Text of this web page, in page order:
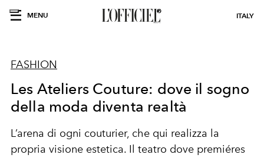
MENU ITALY
FASHION
Les Ateliers Couture: dove il sogno
della moda diventa realtà
L’arena di ogni couturier, che qui realizza la
propria visione estetica. Il teatro dove premiéres